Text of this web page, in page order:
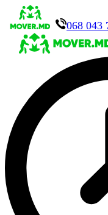
068 043